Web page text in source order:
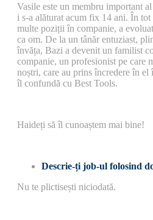
Vasile este un membru important
i s-a alăturat acum fix 14 ani. În
multe poziții în companie, a
ca om. De la un tânăr entuziast,
învăța, Bazi a devenit un familist
companie, un profesionist pe care
noștri, care au prins încredere în
îl confundă cu Best Tools.
Haideți să îl cunoaștem mai bine!
Descrie-ți job-ul folosind
Nu te plictisești niciodată.